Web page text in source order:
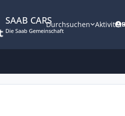
SAAB CARS
Die Saab Gemeinschaft
Durchsuchen Aktivität